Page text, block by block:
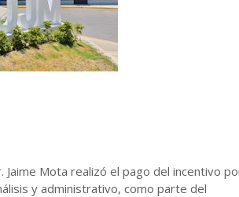
Jaime Mota realizó el pago del incentivo
y administrativo, como parte del